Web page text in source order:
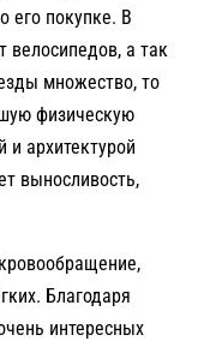
его покупке. В
велосипедов, а так
множество, то
физическую
и архитектурой
выносливость,
Благодаря
интересных